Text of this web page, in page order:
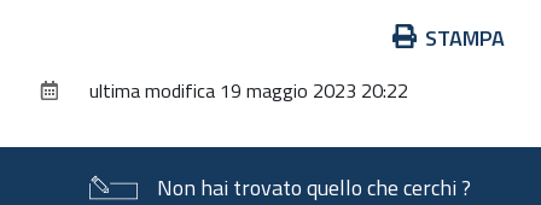
documento
STAMPA
ultima modifica 19 maggio 2023 20:22
Non hai trovato quello che cerchi ?